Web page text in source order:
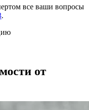
все ваши вопросы
.
от